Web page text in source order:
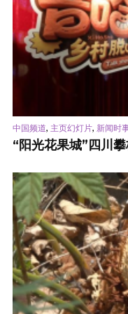
中国频道, 主页幻灯片, 新闻时
“阳光花果城”四川